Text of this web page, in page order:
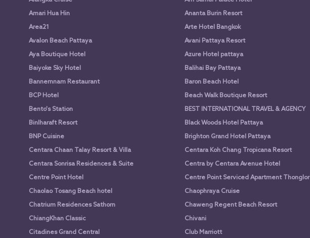
Amari Hua Hin
Ananta Burin Resort
Area21
Arte Hotel Bangkok
Avalon Beach Pattaya
Avani Pattaya Resort
Aya Boutique Hotel
Azure Hotel pattaya
Baiyoke Sky Hotel
Balihai Bay Pattaya
Bannernnam Restaurant
Baron Beach Hotel
BCP Hotel
Beach Walk Boutique Resort
Bento's Station
BEST INTERNATIONAL TRAVEL & AGENCY
Binlharaft Resort
Black Woods Hotel Pattaya
BNP Cuisine
Brighton Grand Hotel Pattaya
Centara Chaan Talay Resort & Villa
Centara Koh Chang Tropicana Resort
Centara Sonrisa Residences & Suite
Centra by Centara Avenue Hotel
Centre Point Hotel
Centre Point Serviced Apartment Thonglor
Chaolao Tosang Beach hotel
Chaophraya Cruise
Chatrium Residences Sathorn
Chaweng Regent Beach Resort
ChiangKhan Classic
Chivani
Citadines Grand Central
Club Marriott